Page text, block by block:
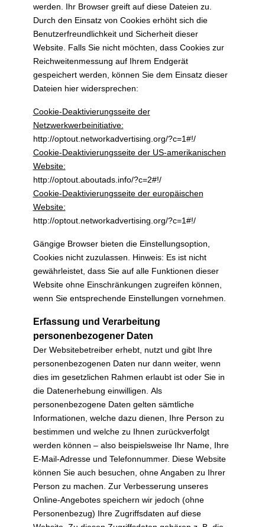
werden. Ihr Browser greift auf diese Dateien zu.
Durch den Einsatz von Cookies erhöht sich die
Benutzerfreundlichkeit und Sicherheit dieser
Website. Falls Sie nicht möchten, dass Cookies zur
Reichweitenmessung auf Ihrem Endgerät
gespeichert werden, können Sie dem Einsatz dieser
Dateien hier widersprechen:
Cookie-Deaktivierungsseite der
Netzwerkwerbeinitiative:
http://optout.networkadvertising.org/?c=1#!/
Cookie-Deaktivierungsseite der US-amerikanischen
Website:
http://optout.aboutads.info/?c=2#!/
Cookie-Deaktivierungsseite der europäischen
Website:
http://optout.networkadvertising.org/?c=1#!/
Gängige Browser bieten die Einstellungsoption,
Cookies nicht zuzulassen. Hinweis: Es ist nicht
gewährleistet, dass Sie auf alle Funktionen dieser
Website ohne Einschränkungen zugreifen können,
wenn Sie entsprechende Einstellungen vornehmen.
Erfassung und Verarbeitung
personenbezogener Daten
Der Websitebetreiber erhebt, nutzt und gibt Ihre
personenbezogenen Daten nur dann weiter, wenn
dies im gesetzlichen Rahmen erlaubt ist oder Sie in
die Datenerhebung einwilligen. Als
personenbezogene Daten gelten sämtliche
Informationen, welche dazu dienen, Ihre Person zu
bestimmen und welche zu Ihnen zurückverfolgt
werden können – also beispielsweise Ihr Name, Ihre
E-Mail-Adresse und Telefonnummer. Diese Website
können Sie auch besuchen, ohne Angaben zu Ihrer
Person zu machen. Zur Verbesserung unseres
Online-Angebotes speichern wir jedoch (ohne
Personenbezug) Ihre Zugriffsdaten auf diese